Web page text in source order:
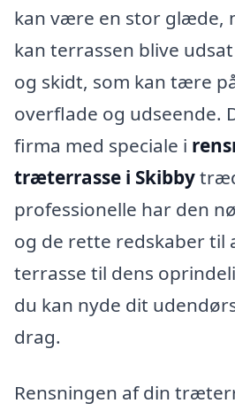
kan være en stor glæde,
kan terrassen blive
og skidt, som kan tære
overflade og udseende.
firma med speciale i
træterrasse i Skibby
professionelle har den
og de rette redskaber til
terrasse til dens
du kan nyde dit
drag.
Rensningen af din